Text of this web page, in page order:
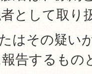
として取り
はその疑い
告するもの